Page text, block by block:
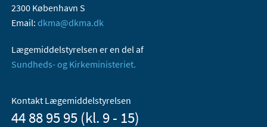
2300 København S
Email: dkma@dkma.dk
Lægemiddelstyrelsen er en del af
Sundheds- og Kirkeministeriet.
Kontakt Lægemiddelstyrelsen
44 88 95 95 (kl. 9 - 15)